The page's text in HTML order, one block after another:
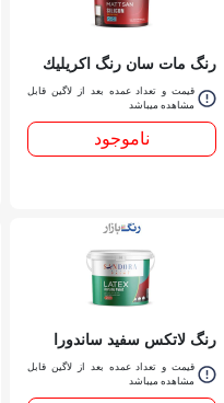
رنگ مات سان رنگ اكريليك
مات سوپر سيليكوني داخلي
ساندورا 204 كوارت
قیمت و تعداد عمده بعد از لاگین قابل
مشاهده میباشد
ناموجود
رنگ لاتكس سفيد ساندورا
209 گالنقیمت و تعداد عمده بعد از لاگین قابل
مشاهده میباشد